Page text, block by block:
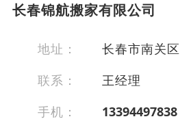
长春锦航搬家有限公司
地址：
长春市南关区
联系：
王经理
手机：
13394497838